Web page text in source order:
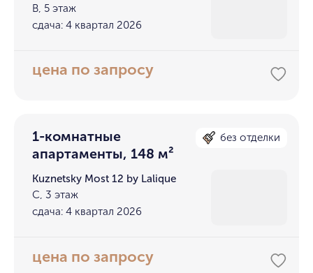
В, 5 этаж
сдача: 4 квартал 2026
цена по запросу
1-комнатные
апартаменты, 148 м²
без отделки
Kuznetsky Most 12 by Lalique
С, 3 этаж
сдача: 4 квартал 2026
цена по запросу